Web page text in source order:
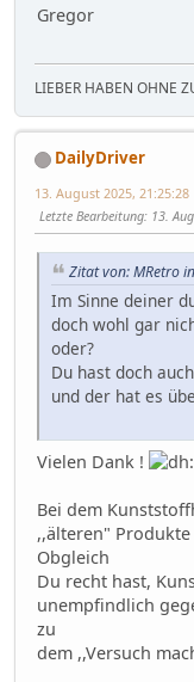
Gregor
LIEBER HABEN OHNE
DailyDriver
13. August 2025, 21:25:28
Letzte Bearbeitung: 13.
Zitat von: MRetro
Im Sinne deiner
doch wohl gar
oder?
Du hast doch
und der hat es
Vielen Dank !
Bei dem
,,älteren"
Obgleich
Du recht hast,
unempfindlich
zu
dem ,,Versuch